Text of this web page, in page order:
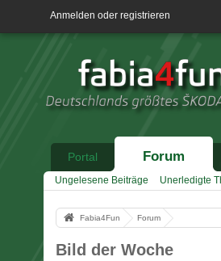
Anmelden oder registrieren
Portal Forum
Ungelesene Beiträge Unerledigte
Fabia4Fun Forum
Bild der Woche